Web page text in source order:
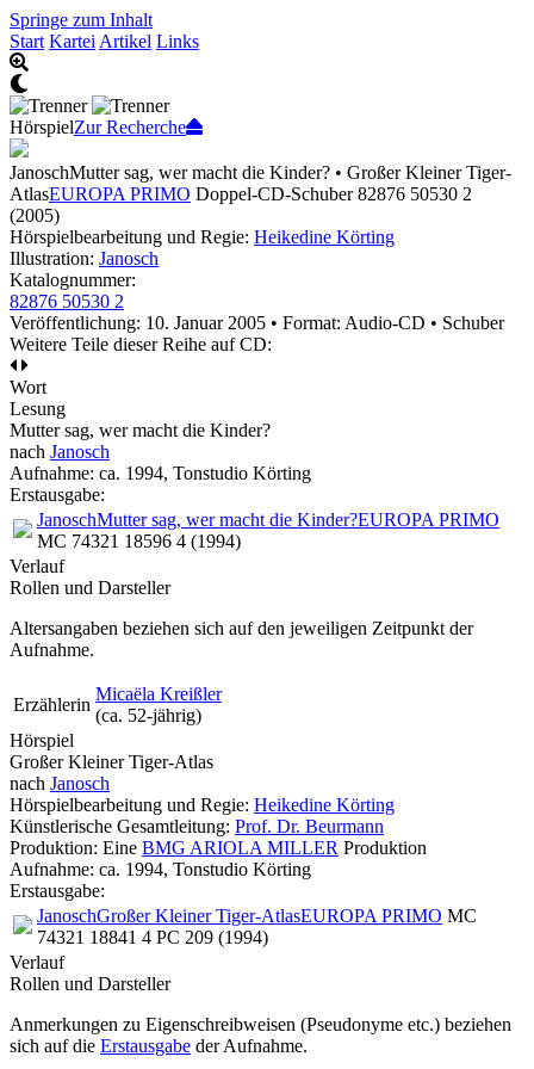
Springe zum Inhalt
Start Kartei Artikel Links
HörspielZur Recherche
JanoschMutter sag, wer macht die Kinder? • Großer Kleiner Tiger-
AtlasEUROPA PRIMO Doppel-CD-Schuber 82876 50530 2
(2005)
Hörspielbearbeitung und Regie: Heikedine Körting
Illustration: Janosch
Katalognummer:
82876 50530 2
Veröffentlichung: 10. Januar 2005 • Format: Audio-CD • Schuber
Weitere Teile dieser Reihe auf CD:
Wort
Lesung
Mutter sag, wer macht die Kinder?
nach Janosch
Aufnahme: ca. 1994, Tonstudio Körting
Erstausgabe:
JanoschMutter sag, wer macht die Kinder?EUROPA PRIMO
MC 74321 18596 4 (1994)
Verlauf
Rollen und Darsteller
Altersangaben beziehen sich auf den jeweiligen Zeitpunkt der
Aufnahme.
Erzählerin
Micaëla Kreißler
(ca. 52‑jährig)
Hörspiel
Großer Kleiner Tiger-Atlas
nach Janosch
Hörspielbearbeitung und Regie: Heikedine Körting
Künstlerische Gesamtleitung: Prof. Dr. Beurmann
Produktion: Eine BMG ARIOLA MILLER Produktion
Aufnahme: ca. 1994, Tonstudio Körting
Erstausgabe:
JanoschGroßer Kleiner Tiger-AtlasEUROPA PRIMO MC
74321 18841 4 PC 209 (1994)
Verlauf
Rollen und Darsteller
Anmerkungen zu Eigenschreibweisen (Pseudonyme etc.) beziehen
sich auf die Erstausgabe der Aufnahme.